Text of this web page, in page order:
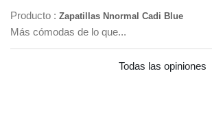
Producto : Zapatillas Nnormal Cadi Blue
Más cómodas de lo que...
Todas las opiniones